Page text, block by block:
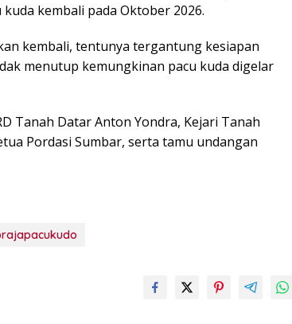
kembali pada Oktober 2026.
kembali, tentunya tergantung kesiapan
menutup kemungkinan pacu kuda digelar
Tanah Datar Anton Yondra, Kejari Tanah
Pordasi Sumbar, serta tamu undangan